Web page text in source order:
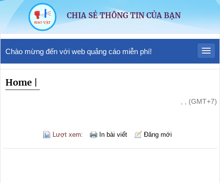
CHIA SẺ THÔNG TIN CỦA BẠN
Chào mừng đến với web quảng cáo miễn phí!
Home
, , (GMT+7)
Lượt xem: In bài viết Đăng mới